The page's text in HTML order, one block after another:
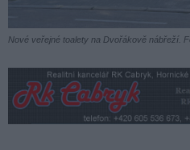
Nové veřejné toalety na Dvořákově nábřeží.